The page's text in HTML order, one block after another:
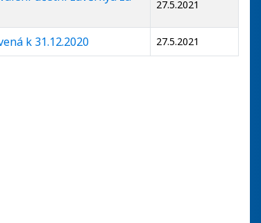
27.5.2021
k 31.12.2020 27.5.2021